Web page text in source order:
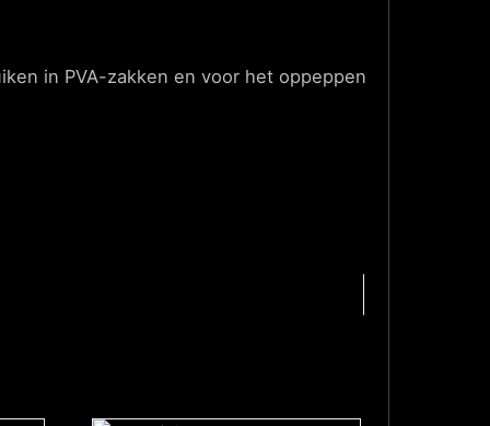
in PVA-zakken en voor het oppeppen